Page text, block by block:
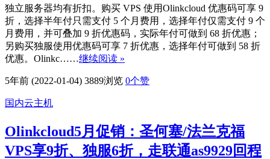
独立服务器均有折扣。购买 VPS 使用Olinkcloud 优惠码可享 9
折，选择半年付只需支付 5 个月费用，选择年付仅需支付 9 个
月费用，并可叠加 9 折优惠码，实际年付可做到 68 折优惠；
另购买独服使用优惠码可享 7 折优惠，选择年付可做到 58 折
优惠。Olinkc……继续阅读 »
5年前 (2022-01-04) 3889浏览 0个赞
国内云主机
Olinkcloud5月促销：圣何塞/法兰克福
VPS享9折、独服6折，走联通as9929回程